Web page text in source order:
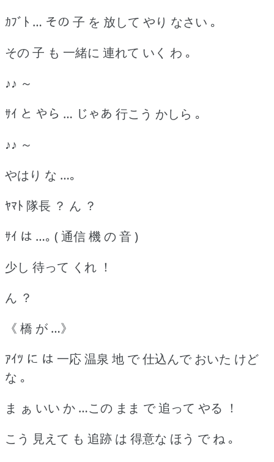
ｶﾌﾞﾄ … その 子 を 放して やり なさい ｡
その 子 も 一緒に 連れて いく わ ｡
♪♪ ～
ｻｲ と やら … じゃあ 行こう かしら ｡
♪♪ ～
やはり な …｡
ﾔﾏﾄ 隊長 ？ ん ？
ｻｲ は …｡ ( 通信 機 の 音 )
少し 待って くれ ！
ん ？
《 橋 が …》
ｱｲﾂ に は 一応 温泉 地 で 仕込んで おいた けど
な ｡
ま ぁ いい か …この まま で 追って やる ！
こう 見えて も 追跡 は 得意な ほう で ね ｡